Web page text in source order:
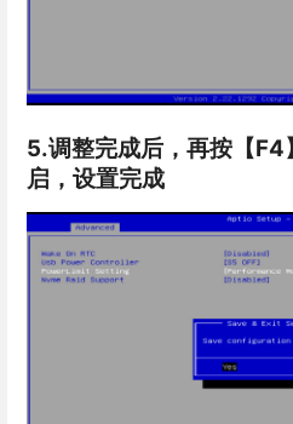
5.调整完成后，再按【F4
启，设置完成